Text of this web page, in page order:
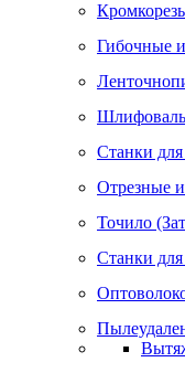
Гибочные
Станки
Отрезные
Точило
Станки